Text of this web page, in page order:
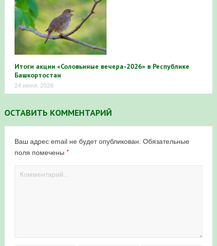
Итоги акции «Соловьиные вечера-2026» в Республике
Башкортостан
24 июня, 2026
ОСТАВИТЬ КОММЕНТАРИЙ
Ваш адрес email не будет опубликован. Обязательные
поля помечены *